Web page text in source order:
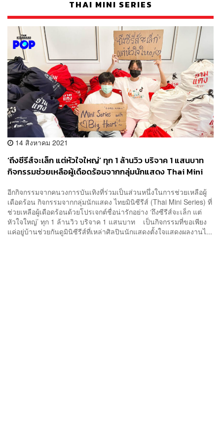
THAI MINI SERIES
14 สิงหาคม 2021
‘ถึงซีรีส์จะเล็ก แต่หัวใจใหญ่’ ทุก 1 ล้านวิว บริจาค 1 แสนบาท
กิจกรรมช่วยเหลือผู้เดือดร้อนจากกลุ่มนักแสดง Thai Mini
อีกกิจกรรมจากคนวงการบันเทิงที่ร่วมเป็นส่วนหนึ่งในการช่วยเหลือผู้
เดือดร้อน กิจกรรมจากกลุ่มนักแสดง ไทยมินิซีรีส์ (Thai Mini Series) ที่
ช่วยเหลือผู้เดือดร้อนด้วยโปรเจกต์ชื่อน่ารักอย่าง ‘ถึงซีรีส์จะเล็ก แต่
หัวใจใหญ่’ ทุก 1 ล้านวิว บริจาค 1 แสนบาท เป็นกิจกรรมที่ขอเพียง
แค่อยู่บ้านช่วยกันดูมินิซีรีส์ที่เหล่าศิลปินนักแสดงตั้งใจแสดงผลงานไ...